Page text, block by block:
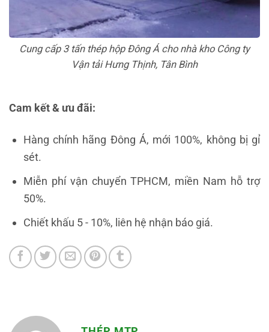
Cung cấp 3 tấn thép hộp Đông Á cho nhà kho Công ty
Vận tải Hưng Thịnh, Tân Bình
Cam kết & ưu đãi:
Hàng chính hãng Đông Á, mới 100%, không bị gỉ
sét.
Miễn phí vận chuyển TPHCM, miền Nam hỗ trợ
50%.
Chiết khấu 5 - 10%, liên hệ nhận báo giá.